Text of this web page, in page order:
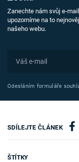
Zanechte nám svůj e-
upozorníme na to
našeho webu.
Odesláním formuláře
SDÍLEJTE ČLÁNEK
ŠTÍTKY